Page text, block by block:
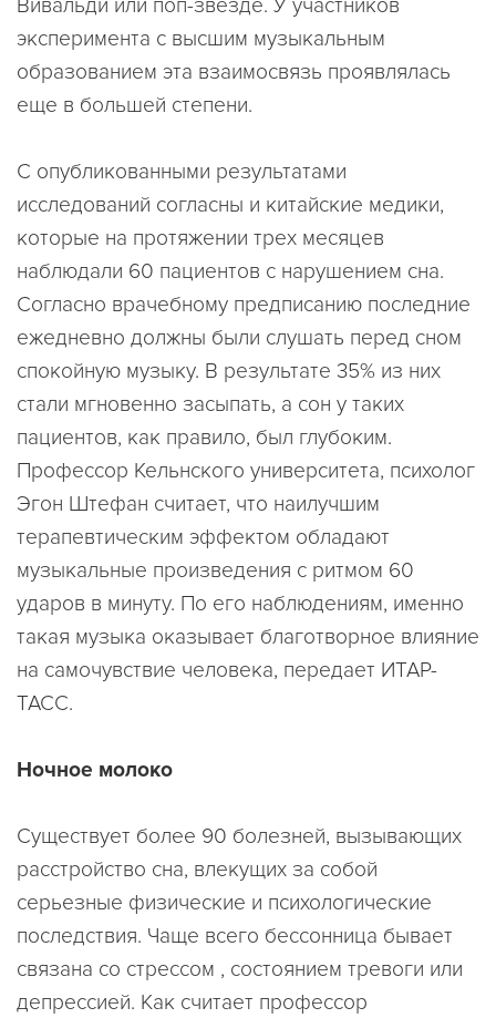
Вивальди или поп-звезде. У участников
эксперимента с высшим музыкальным
образованием эта взаимосвязь проявлялась
еще в большей степени.
С опубликованными результатами
исследований согласны и китайские медики,
которые на протяжении трех месяцев
наблюдали 60 пациентов с нарушением сна.
Согласно врачебному предписанию последние
ежедневно должны были слушать перед сном
спокойную музыку. В результате 35% из них
стали мгновенно засыпать, а сон у таких
пациентов, как правило, был глубоким.
Профессор Кельнского университета, психолог
Эгон Штефан считает, что наилучшим
терапевтическим эффектом обладают
музыкальные произведения с ритмом 60
ударов в минуту. По его наблюдениям, именно
такая музыка оказывает благотворное влияние
на самочувствие человека, передает ИТАР-
ТАСС.
Ночное молоко
Существует более 90 болезней, вызывающих
расстройство сна, влекущих за собой
серьезные физические и психологические
последствия. Чаще всего бессонница бывает
связана со стрессом , состоянием тревоги или
депрессией. Как считает профессор